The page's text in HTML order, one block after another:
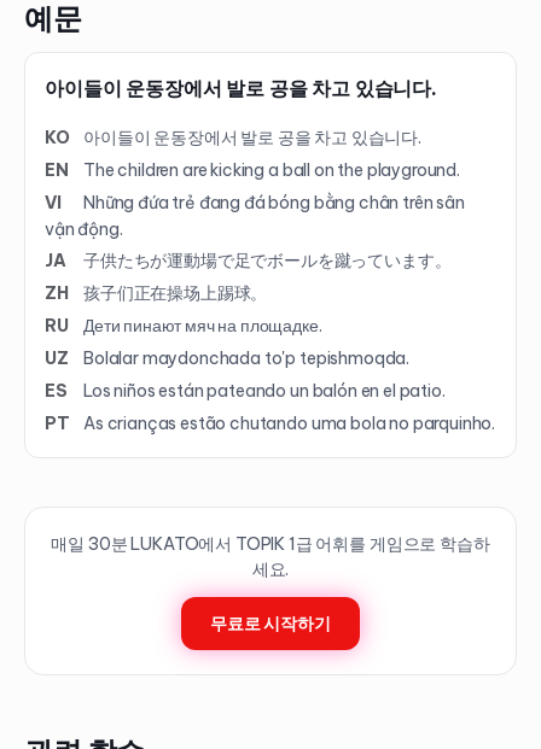
예문
아이들이 운동장에서 발로 공을 차고 있습니다.
KO
아이들이 운동장에서 발로 공을 차고 있습니다.
EN
The children are kicking a ball on the playground.
VI
Những đứa trẻ đang đá bóng bằng chân trên sân
vận động.
JA
子供たちが運動場で足でボールを蹴っています。
ZH
孩子们正在操场上踢球。
RU
Дети пинают мяч на площадке.
UZ
Bolalar maydonchada to'p tepishmoqda.
ES
Los niños están pateando un balón en el patio.
PT
As crianças estão chutando uma bola no parquinho.
매일 30분 LUKATO에서 TOPIK 1급 어휘를 게임으로 학습하
세요.
무료로 시작하기